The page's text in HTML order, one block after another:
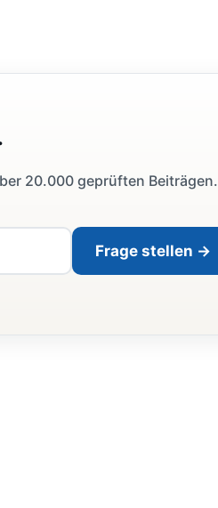
20.000 geprüften Beiträgen.
Frage stellen →